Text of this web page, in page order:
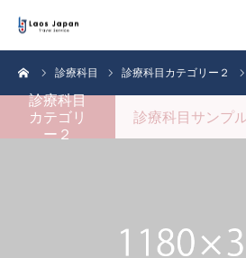
診療科目 診療科目カテゴリー２
診療科目
カテゴリ
ー２
診療科目サンプ
HOME
弊社について